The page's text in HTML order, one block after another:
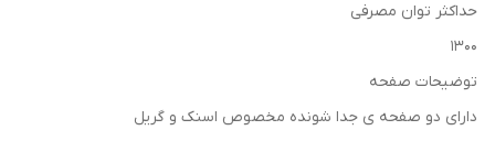
حداکثر توان مصرفی
1300
توضیحات صفحه
دارای دو صفحه ی جدا شونده مخصوص اسنک و گریل